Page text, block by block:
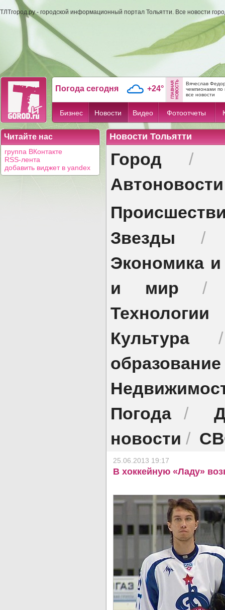
ТЛТгород.ру - городской информационный портал Тольятти. Все новости
Погода сегодня +24°
Вячеслав
чемпионами по
все новости
Бизнес Новости Видео Фотоотчеты
Читайте нас
группа ВКонтакте
RSS-лента
добавить виджет в yandex
Новости Тольятти
Город /
Автоновости
Звезды
Экономика
и мир
Технологии
Культура
образование
Погода/
новости /
25.06.2013 19:17
В хоккейную «Ладу»